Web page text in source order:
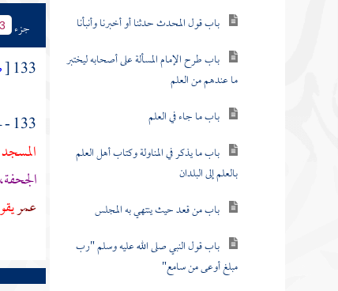
باب قول المحدث حدثنا أو أخبرنا وأنبأنا
باب طرح الإمام المسألة على أصحابه ليختبر
ما عندهم من العلم
باب ما جاء في العلم
باب ما يذكر في المناولة وكتاب أهل العلم
بالعلم إلى البلدان
باب من قعد حيث ينتهي به المجلس
باب قول النبي صلى الله عليه وسلم "رب
مبلغ أوعى من سامع"
جزء 3
133
[
133 - حدثني
عمر